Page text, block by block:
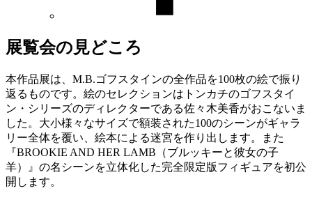
展覧会の見どころ
本作品展は、M.B.ゴフスタインの全作品を100枚の絵で振り
返るものです。絵のセレクションはトンカチのゴフスタイ
ン・シリーズのディレクターである佐々木美香がおこないま
した。大小様々なサイズで額装された100のシーンがギャラ
リー全体を覆い、絵本による迷宮を作り出します。また
『BROOKIE AND HER LAMB（ブルッキーと彼女の子
羊）』の名シーンを立体化した完全限定版フィギュアを初公
開します。